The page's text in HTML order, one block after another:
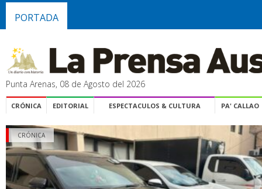
PORTADA
Punta Arenas, 08 de Agosto del 2026
CRÓNICA EDITORIAL ESPECTACULOS & CULTURA PA' CALLAO
CRÓNICA